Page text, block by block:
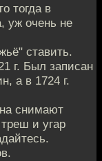
тогда в
уж очень не
ставить.
г. Был записан
а в 1724 г.
снимают
и угар